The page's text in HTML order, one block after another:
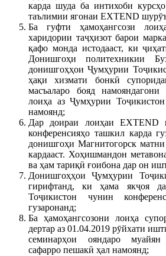
карда шуда ба интихоби
таълимии ягонаи EXTEND
Ба гуфти ҳамоҳангсози
харидории таҷҳизот барои
қафо монда истодааст, ки
Донишгоҳи политехникии
донишгоҳҳои Ҷумҳурии
ҳақи хизмати бонкӣ
масъаларо бояд
лоиҳа аз Ҷумҳурии
намоянд;
Дар доираи лоиҳаи EXTEND
конференсияҳо ташкил карда
донишгоҳи Магнитогорск
кардааст. Хоҳишмандон
ва ҳам тариқӣ ғоибона дар он
Донишгоҳҳои Ҷумҳурии
гирифтанд, ки ҳама якҷоя
Тоҷикистон чунин
гузаронанд;
Ба ҳамоҳангсозони лоиҳа
дертар аз 01.04.2019 рӯйхати
семинарҳои ояндаро муайян
сафарро пешакӣ ҳал намоянд;